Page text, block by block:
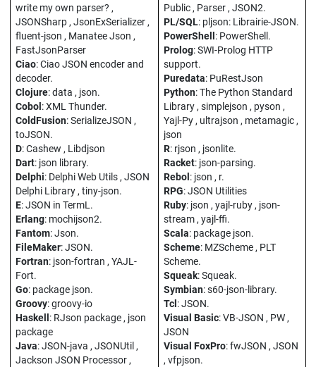
write my own parser? ,
JSONSharp , JsonExSerializer ,
fluent-json , Manatee Json ,
FastJsonParser
Ciao: Ciao JSON encoder and
decoder.
Clojure: data , json.
Cobol : XML Thunder.
ColdFusion: SerializeJSON ,
toJSON.
D: Cashew , Libdjson
Dart: json library.
Delphi: Delphi Web Utils , JSON
Delphi Library , tiny-json.
E: JSON in TermL.
Erlang: mochijson2.
Fantom: Json.
FileMaker: JSON.
Fortran: json-fortran , YAJL-
Fort.
Go: package json.
Groovy: groovy-io
Haskell : RJson package , json
package
Java: JSON-java , JSONUtil ,
Jackson JSON Processor ,
Public , Parser , JSON2.
PL/SQL: pljson: Librairie-JSON.
PowerShell : PowerShell.
Prolog: SWI-Prolog HTTP
support.
Puredata: PuRestJson
Python: The Python Standard
Library , simplejson , pyson ,
Yajl-Py , ultrajson , metamagic ,
json
R: rjson , jsonlite.
Racket: json-parsing.
Rebol : json , r.
RPG: JSON Utilities
Ruby: json , yajl-ruby , json-
stream , yajl-ffi.
Scala: package json.
Scheme: MZScheme , PLT
Scheme.
Squeak: Squeak.
Symbian: s60-json-library.
Tcl : JSON.
Visual Basic: VB-JSON , PW ,
JSON
Visual FoxPro: fwJSON , JSON
, vfpjson.